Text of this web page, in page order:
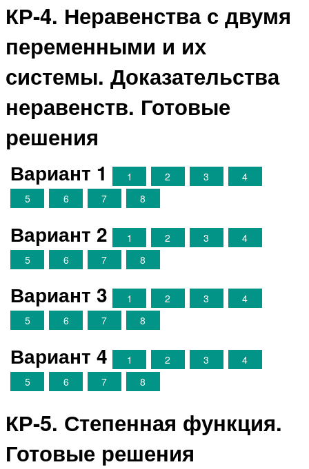
КР-4. Неравенства с двумя
переменными и их
системы. Доказательства
неравенств. Готовые
решения
Вариант 1 1 2 3
4
5
6 7 8
Вариант 2 1 2 3
4
5
6 7 8
Вариант 3 1 2 3
4
5
6 7 8
Вариант 4 1 2 3
4
5
6 7 8
КР-5. Степенная функция.
Готовые решения